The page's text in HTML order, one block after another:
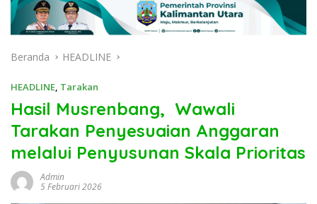
Beranda HEADLINE
HEADLINE, Tarakan
Hasil Musrenbang, Wawali
Tarakan Penyesuaian Anggaran
melalui Penyusunan Skala Prioritas
Admin
5 Februari 2026